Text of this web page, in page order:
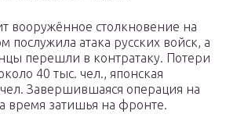
вооружённое столкновение на
послужила атака русских войск, а
перешли в контратаку. Потери
40 тыс. чел., японская
Завершившаяся операция на
время затишья на фронте.